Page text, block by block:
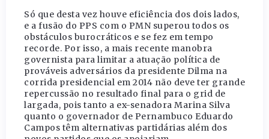
Só que desta vez houve eficiência dos dois lados,
e a fusão do PPS com o PMN superou todos os
obstáculos burocráticos e se fez em tempo
recorde. Por isso, a mais recente manobra
governista para limitar a atuação política de
prováveis adversários da presidente Dilma na
corrida presidencial em 2014 não deve ter grande
repercussão no resultado final para o grid de
largada, pois tanto a ex-senadora Marina Silva
quanto o governador de Pernambuco Eduardo
Campos têm alternativas partidárias além dos